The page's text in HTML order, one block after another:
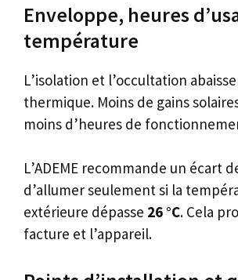
Enveloppe, heures
température
L’isolation et l’occultation
thermique. Moins de gains
moins d’heures de
L’ADEME recommande un écart
d’allumer seulement si la
extérieure dépasse 26 °C. Cela
facture et l’appareil.